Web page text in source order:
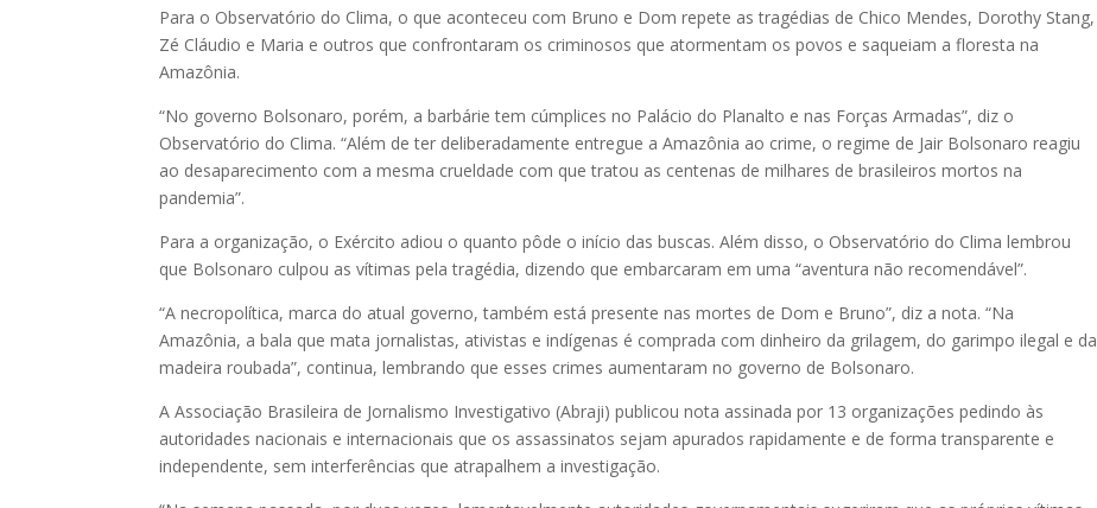
Para o Observatório do Clima, o que aconteceu com Bruno e Dom repete as tragédias de Chico Mendes, Dorothy Stang,
Zé Cláudio e Maria e outros que confrontaram os criminosos que atormentam os povos e saqueiam a floresta na
Amazônia.
“No governo Bolsonaro, porém, a barbárie tem cúmplices no Palácio do Planalto e nas Forças Armadas”, diz o
Observatório do Clima. “Além de ter deliberadamente entregue a Amazônia ao crime, o regime de Jair Bolsonaro reagiu
ao desaparecimento com a mesma crueldade com que tratou as centenas de milhares de brasileiros mortos na
pandemia”.
Para a organização, o Exército adiou o quanto pôde o início das buscas. Além disso, o Observatório do Clima lembrou
que Bolsonaro culpou as vítimas pela tragédia, dizendo que embarcaram em uma “aventura não recomendável”.
“A necropolítica, marca do atual governo, também está presente nas mortes de Dom e Bruno”, diz a nota. “Na
Amazônia, a bala que mata jornalistas, ativistas e indígenas é comprada com dinheiro da grilagem, do garimpo ilegal e da
madeira roubada”, continua, lembrando que esses crimes aumentaram no governo de Bolsonaro.
A Associação Brasileira de Jornalismo Investigativo (Abraji) publicou nota assinada por 13 organizações pedindo às
autoridades nacionais e internacionais que os assassinatos sejam apurados rapidamente e de forma transparente e
independente, sem interferências que atrapalhem a investigação.